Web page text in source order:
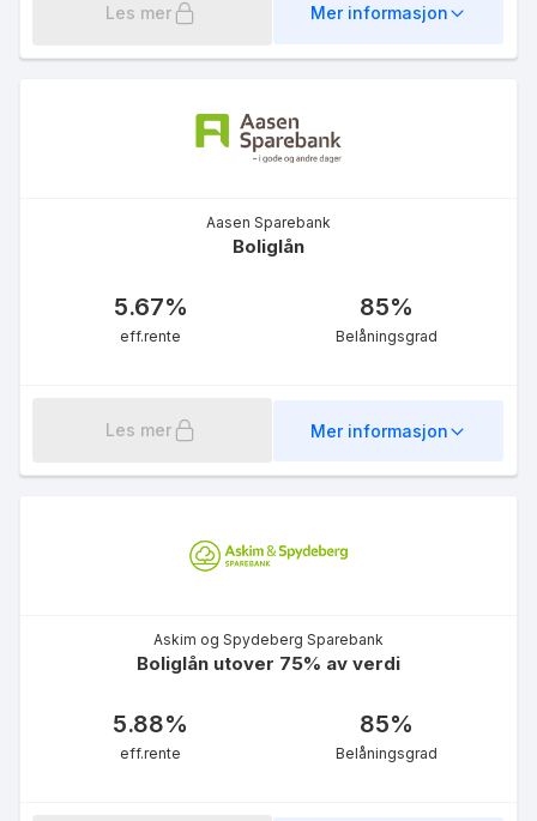
Les mer Mer informasjon
Aasen Sparebank
Boliglån
5.67%
eff.rente
85%
Belåningsgrad
Les mer Mer informasjon
Askim og Spydeberg Sparebank
Boliglån utover 75% av verdi
5.88%
eff.rente
85%
Belåningsgrad